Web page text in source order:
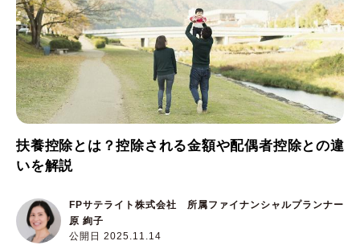
扶養控除とは？控除される金額や配偶者控除との違
いを解説
公開日 2025.11.14
FPサテライト株式会社 所属ファイナンシャルプランナー
原 絢子